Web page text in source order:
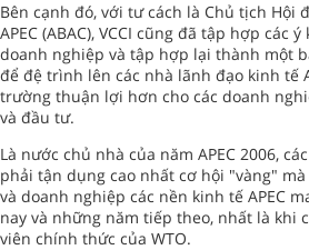
Bên cạnh đó, với tư cách là Chủ tịch Hội
APEC (ABAC), VCCI cũng đã tập hợp các
doanh nghiệp và tập hợp lại thành một
để đệ trình lên các nhà lãnh đạo kinh tế
trường thuận lợi hơn cho các doanh
và đầu tư.
Là nước chủ nhà của năm APEC 2006,
phải tận dụng cao nhất cơ hội "vàng"
và doanh nghiệp các nền kinh tế APEC
nay và những năm tiếp theo, nhất là khi
viên chính thức của WTO.